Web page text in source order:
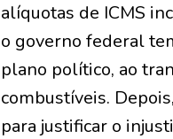
alíquotas de ICMS
o governo federal
plano político, ao
combustíveis.
para justificar o